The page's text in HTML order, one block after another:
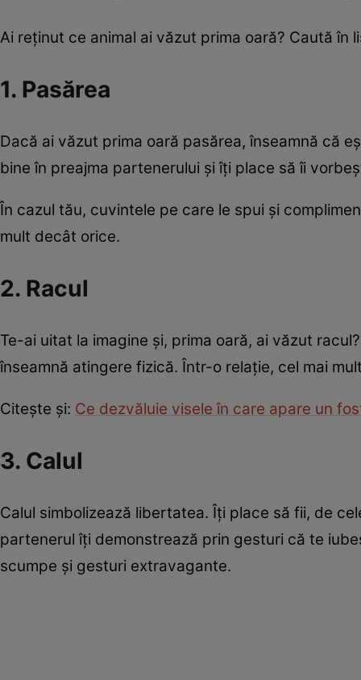
Ai reținut ce animal ai văzut prima oară? Caută
1. Pasărea
Dacă ai văzut prima oară pasărea, înseamnă că
bine în preajma partenerului și îți place să îi
În cazul tău, cuvintele pe care le spui și
mult decât orice.
2. Racul
Te-ai uitat la imagine și, prima oară, ai văzut
înseamnă atingere fizică. Într-o relație, cel mai
Citește și: Ce dezvăluie visele în care apare un
3. Calul
Calul simbolizează libertatea. Îți place să fii, de
partenerul îți demonstrează prin gesturi că te
scumpe și gesturi extravagante.